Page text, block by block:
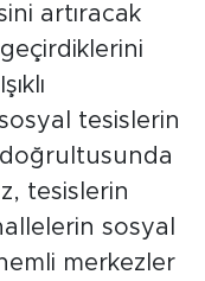
artıracak
tesislerin
tesislerin
sosyal
merkezler